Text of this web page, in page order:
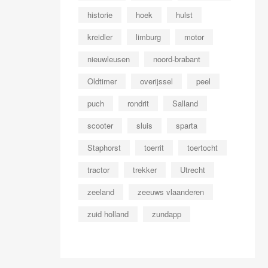
historie hoek
hulst
kreidler
limburg
motor
nieuwleusen
noord-brabant
Oldtimer
overijssel
peel
puch
rondrit
Salland
scooter
sluis
sparta
Staphorst
toerrit
toertocht
tractor
trekker
Utrecht
zeeland
zeeuws vlaanderen
zuid holland
zundapp